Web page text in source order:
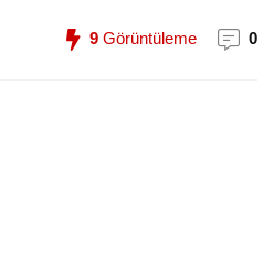
9 Görüntüleme 0